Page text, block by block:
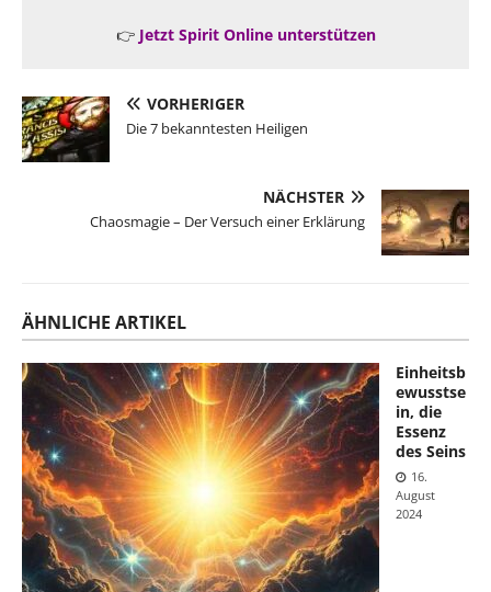
👉 Jetzt Spirit Online unterstützen
VORHERIGER
Die 7 bekanntesten Heiligen
NÄCHSTER
Chaosmagie – Der Versuch einer Erklärung
ÄHNLICHE ARTIKEL
Einheitsb
ewusstse
in, die
Essenz
des Seins
16.
August
2024